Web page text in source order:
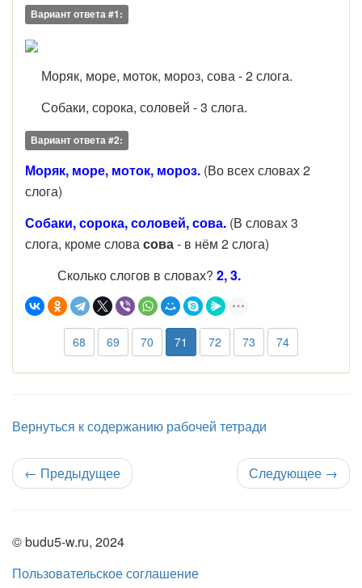
Вариант ответа #1:
Моряк, море, моток, мороз, сова - 2 слога.
Собаки, сорока, соловей - 3 слога.
Вариант ответа #2:
Моряк, море, моток, мороз. (Во всех словах 2
слога)
Собаки, сорока, соловей, сова. (В словах 3
слога, кроме словасова- в нём 2 слога)
Сколько слогов в словах? 2, 3.
68 69 70 71 72 73 74
Вернуться к содержанию рабочей тетради
← Предыдущее Следующее →
© budu5-w.ru, 2024
Пользовательское соглашение